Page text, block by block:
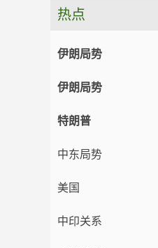
热点
伊朗局势
伊朗局势
特朗普
中东局势
美国
中印关系